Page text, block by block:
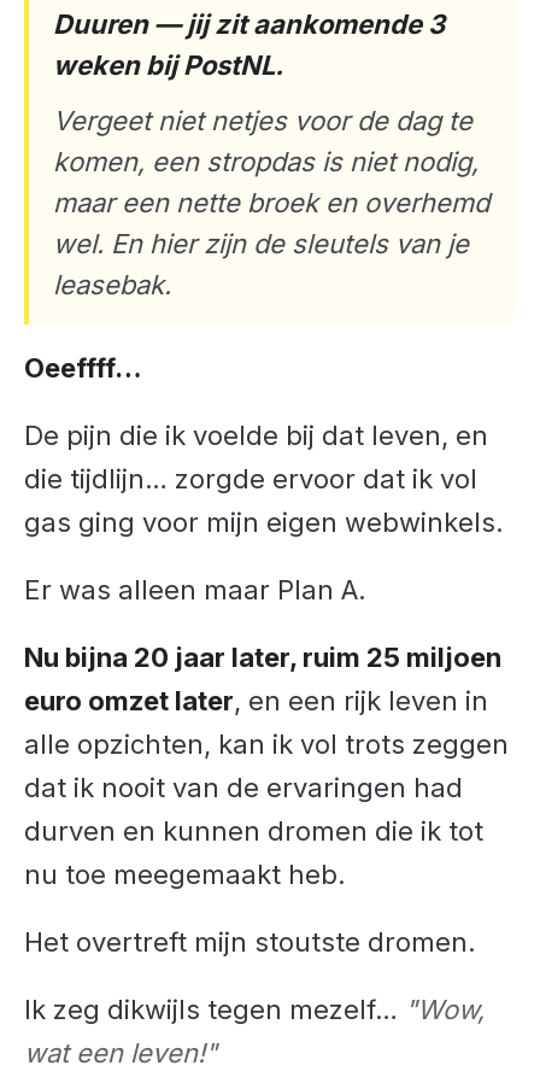
Duuren — jij zit aankomende 3
weken bij PostNL.
Vergeet niet netjes voor de dag te
komen, een stropdas is niet nodig,
maar een nette broek en overhemd
wel. En hier zijn de sleutels van je
leasebak.
Oeeffff…
De pijn die ik voelde bij dat leven, en
die tijdlijn… zorgde ervoor dat ik vol
gas ging voor mijn eigen webwinkels.
Er was alleen maar Plan A.
Nu bijna 20 jaar later, ruim 25 miljoen
euro omzet later, en een rijk leven in
alle opzichten, kan ik vol trots zeggen
dat ik nooit van de ervaringen had
durven en kunnen dromen die ik tot
nu toe meegemaakt heb.
Het overtreft mijn stoutste dromen.
Ik zeg dikwijls tegen mezelf… "Wow,
wat een leven!"